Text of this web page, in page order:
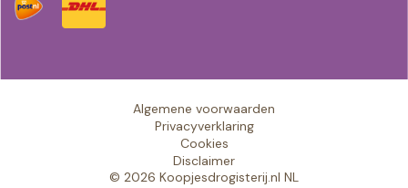
© 2026 Koopjesdrogisterij.nl NL
Algemene voorwaarden
Privacyverklaring
Cookies
Disclaimer